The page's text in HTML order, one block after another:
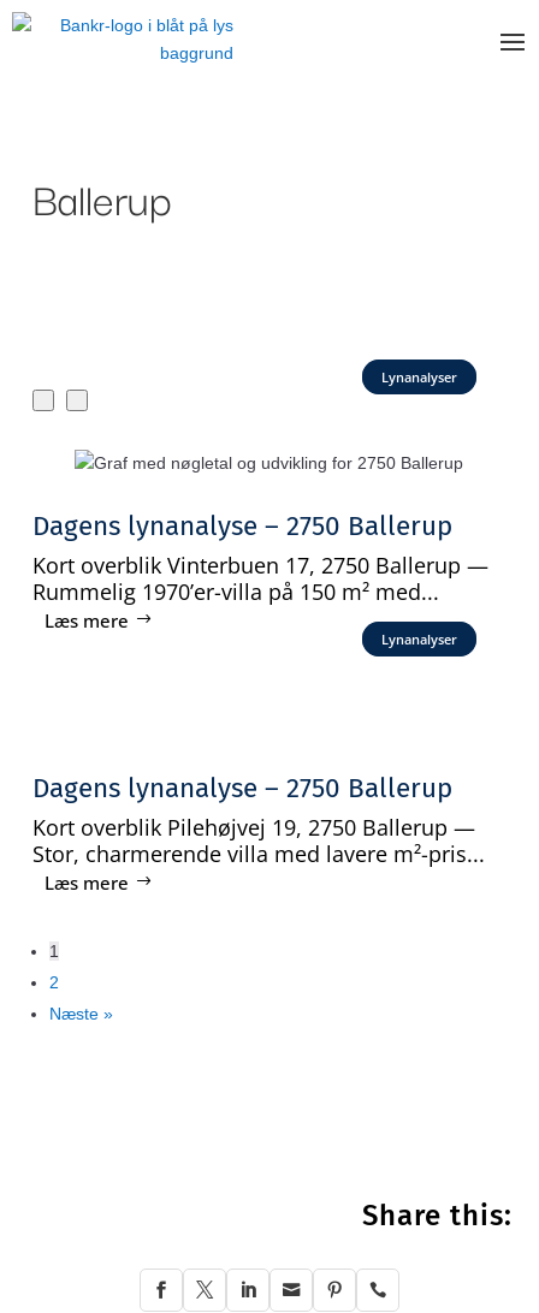
Ballerup
Lynanalyser
Dagens lynanalyse – 2750 Ballerup
Kort overblik Vinterbuen 17, 2750 Ballerup —
Rummelig 1970’er-villa på 150 m² med...
Læs mere
Lynanalyser
Dagens lynanalyse – 2750 Ballerup
Kort overblik Pilehøjvej 19, 2750 Ballerup —
Stor, charmerende villa med lavere m²-pris...
Læs mere
1
2
Næste »
Share this:
     